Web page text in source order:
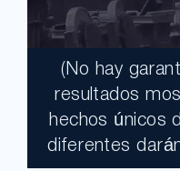
Un jurado
(No hay
resultados
hechos únicos
diferentes